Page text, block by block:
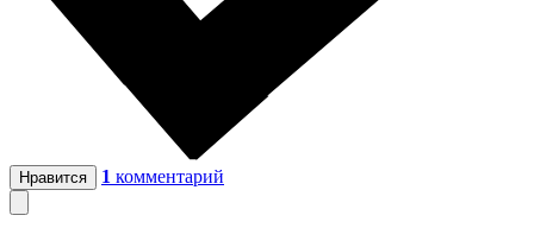
Нравится 1 комментарий